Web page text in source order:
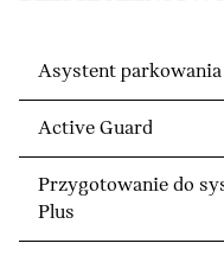
Asystent
Active Guard
Przygotowanie do
Plus